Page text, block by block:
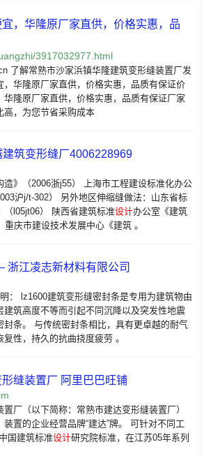
，华隆原厂家直供，价格实惠，品
3917032977.html
了解常熟市沙家浜镇华隆建筑变形缝装置厂发
华隆原厂家直供，价格实惠，品质有保证价
隆原厂家直供，价格实惠，品质有保证厂家
高，为您节省采购成本
筑变形缝厂4006228969
造》（2006浙j55） 上海市工程建设标准化办公
沪j/t-302） 另外地区伸缩缝做法：山东省标
（l05jt06） 陕西省建筑标准设计办公室《建筑
庆市建设技术发展中心《建筑 。
浙江凌志新材料有限公司
： lz1600建筑变形缝密封条是专用为建筑物由
筑高度不等而引起不同沉降以及突发性地震
封条。 与传统密封条相比，具有更卓越的耐气
性，持久的抗曲挠度疲劳 。
缝装置厂 阿里巴巴旺铺
厂（以下简称：常熟市建达变形缝装置厂）
置的企业经营品牌“建达”牌。 可针对不同工
国建筑标准设计研究院标准，在江苏05年系列